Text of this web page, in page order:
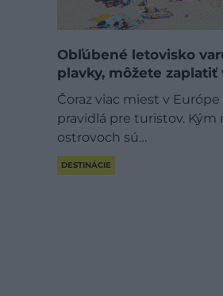
Obľúbené letovisko
plavky, môžete
Čoraz viac miest v
pravidlá pre turistov. Kým
ostrovoch sú…
DESTINÁCIE